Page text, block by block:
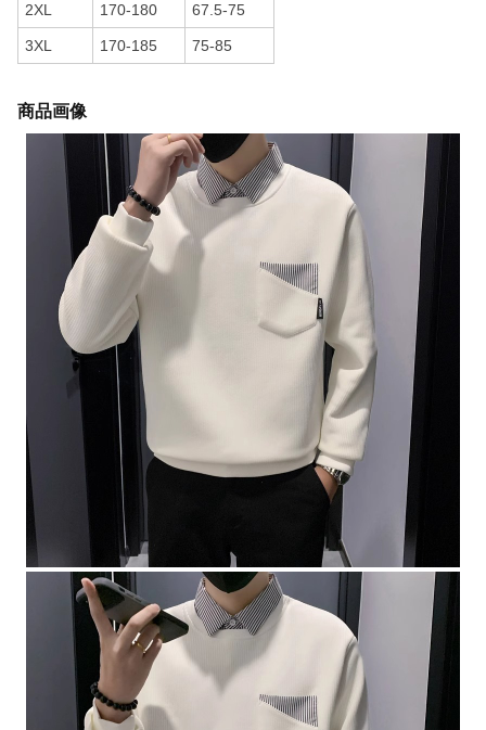
2XL 170-180 67.5-75
3XL 170-185 75-85
商品画像